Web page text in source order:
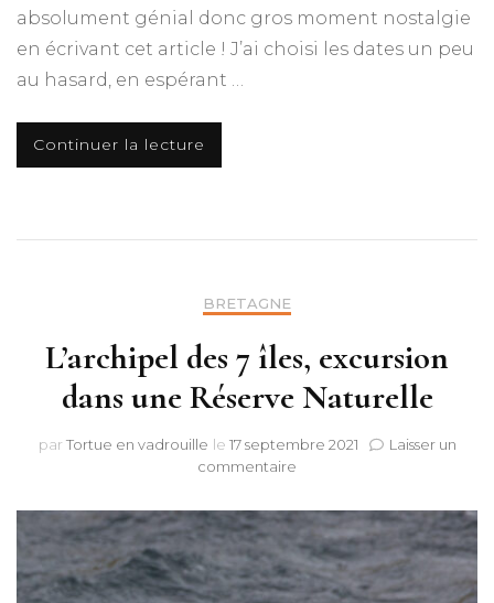
absolument génial donc gros moment nostalgie
en écrivant cet article ! J’ai choisi les dates un peu
au hasard, en espérant …
Continuer la lecture
BRETAGNE
L’archipel des 7 îles, excursion
dans une Réserve Naturelle
par Tortue en vadrouille le 17 septembre 2021
Laisser un
commentaire
des
7
îles,
excursion
dans